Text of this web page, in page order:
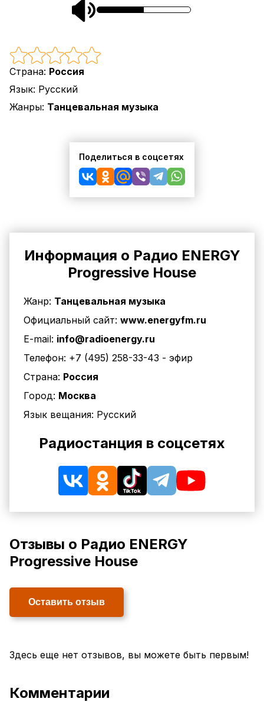
Страна: Россия
Язык: Русский
Жанры: Танцевальная музыка
Поделиться в соцсетях
Информация о Радио ENERGY
Progressive House
Жанр: Танцевальная музыка
Официальный сайт: www.energyfm.ru
E-mail: info@radioenergy.ru
Телефон: +7 (495) 258-33-43 - эфир
Страна: Россия
Город: Москва
Язык вещания: Русский
Радиостанция в соцсетях
Отзывы о Радио ENERGY
Progressive House
Оставить отзыв
Здесь еще нет отзывов, вы можете быть первым!
Комментарии